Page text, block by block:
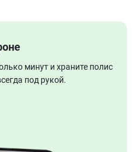
минут и храните полис
под рукой.